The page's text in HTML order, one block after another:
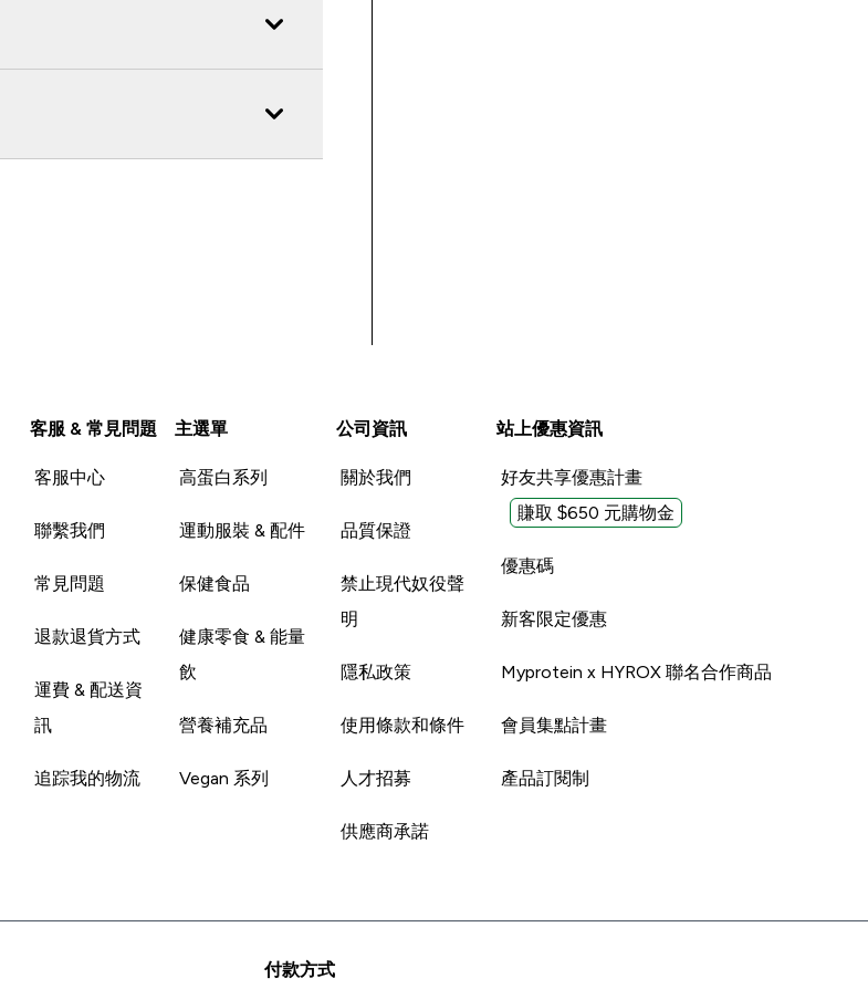
客服 & 常見問題
客服中心
聯繫我們
常見問題
退款退貨方式
運費 & 配送資
訊
追踪我的物流
主選單
高蛋白系列
運動服裝 & 配件
保健食品
健康零食 & 能量
飲
營養補充品
Vegan 系列
公司資訊
關於我們
品質保證
禁止現代奴役聲
明
隱私政策
使用條款和條件
人才招募
供應商承諾
站上優惠資訊
好友共享優惠計畫
賺取 $650 元購物金
優惠碼
新客限定優惠
Myprotein x HYROX 聯名合作商品
會員集點計畫
產品訂閱制
付款方式